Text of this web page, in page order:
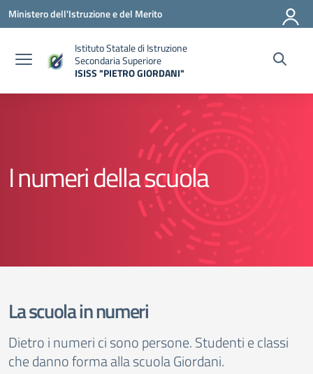
Vai ai contenuti
Vai al menu di navigazione
Vai al footer
Ministero dell'Istruzione e del Merito
Istituto Statale di Istruzione
Secondaria Superiore
ISISS "PIETRO GIORDANI"
I numeri della scuola
La scuola in numeri
Dietro i numeri ci sono persone. Studenti e classi
che danno forma alla scuola Giordani.